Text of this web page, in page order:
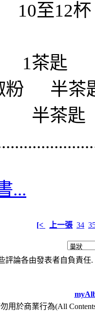
12杯
匙
半茶
茶匙
...
[< 上一張 34
評論各由發表者自負責任
於商業行為(All Contents